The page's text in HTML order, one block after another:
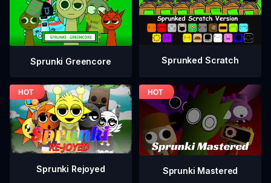
Sprunki Greencore Sprunked Scratch
Sprunki Rejoyed Sprunki Mastered